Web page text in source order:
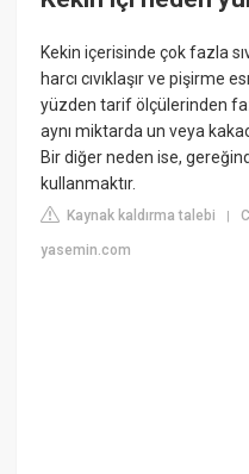
Kekin içerisinde çok fazla
harcı cıvıklaşır ve pişirme
yüzden tarif ölçülerinden
aynı miktarda un veya
Bir diğer neden ise,
kullanmaktır.
Kaynak kaldırma talebi |
yasemin.com